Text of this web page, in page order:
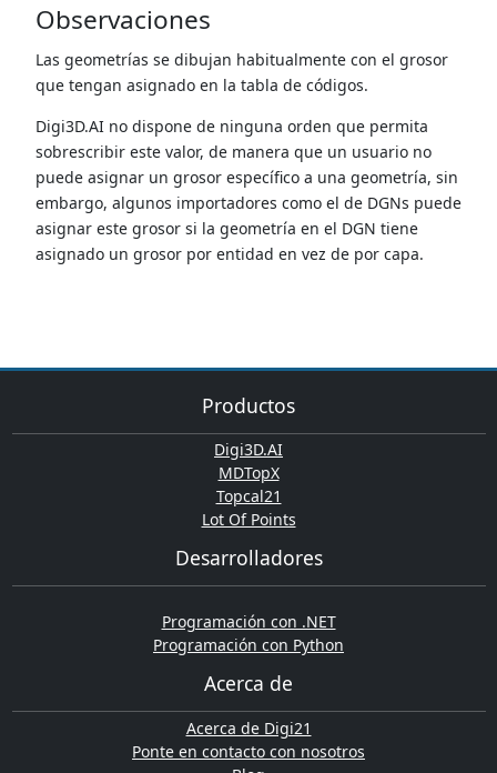
Observaciones
Las geometrías se dibujan habitualmente con el grosor
que tengan asignado en la tabla de códigos.
Digi3D.AI no dispone de ninguna orden que permita
sobrescribir este valor, de manera que un usuario no
puede asignar un grosor específico a una geometría, sin
embargo, algunos importadores como el de DGNs puede
asignar este grosor si la geometría en el DGN tiene
asignado un grosor por entidad en vez de por capa.
Productos
Digi3D.AI
MDTopX
Topcal21
Lot Of Points
Desarrolladores
Programación con .NET
Programación con Python
Acerca de
Acerca de Digi21
Ponte en contacto con nosotros